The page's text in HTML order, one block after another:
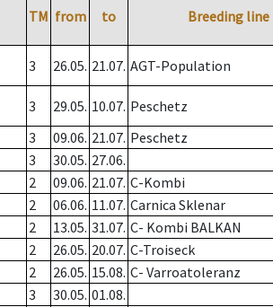
TM from to Breeding line
3 26.05. 21.07. AGT-Population
3 29.05. 10.07. Peschetz
3 09.06. 21.07. Peschetz
3 30.05. 27.06.
2 09.06. 21.07. C-Kombi
2 06.06. 11.07. Carnica Sklenar
2 13.05. 31.07. C- Kombi BALKAN
2 26.05. 20.07. C-Troiseck
2 26.05. 15.08. C- Varroatoleranz
3 30.05. 01.08.